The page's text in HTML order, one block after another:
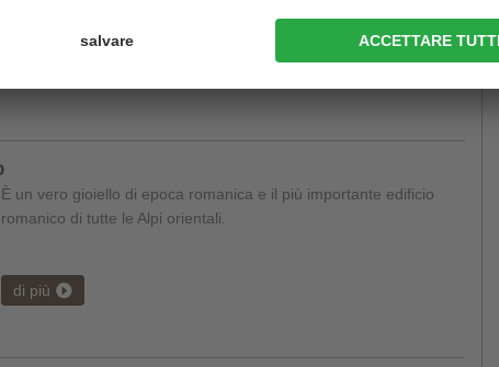
È un vero gioiello di epoca romanica e il più importante edificio
romanico di tutte le Alpi orientali.
di più